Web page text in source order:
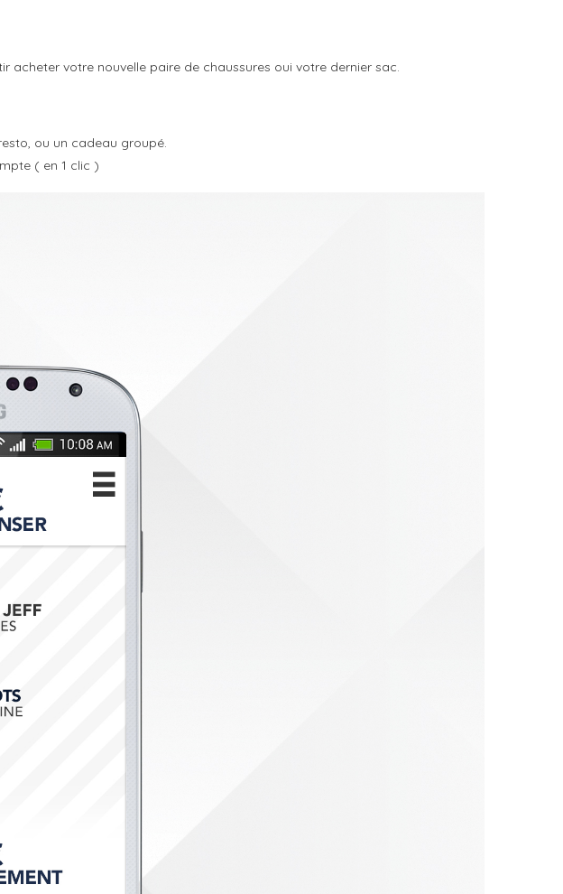
acheter votre nouvelle paire de chaussures oui votre dernier sac.
ou un cadeau groupé.
( en 1 clic )